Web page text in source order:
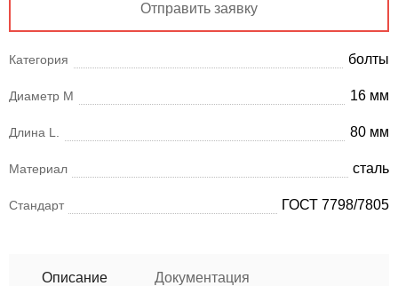
Отправить заявку
Категория болты
Диаметр М 16 мм
Длина L. 80 мм
Материал сталь
Стандарт ГОСТ 7798/7805
Описание Документация